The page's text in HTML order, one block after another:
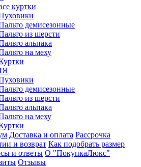
куртки
демисезонные
из шерсти
альпака
на меху
демисезонные
из шерсти
альпака
на меху
Доставка и оплата Рассрочка
и возврат Как подобрать размер
и ответы О "ПокупкаЛюкс"
Отзывы